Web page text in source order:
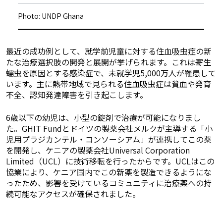
Photo: UNDP Ghana
最近の成功例として、就学前児童に対する住血吸虫症の新
たな治療選択肢の開発と展開が挙げられます。これは寄生
蠕虫を原因とする感染症で、未就学児5,000万人が罹患して
います。主に熱帯地域で見られる住血吸虫症は貧血や発育
不全、認知発達障害を引き起こします。
6歳以下の幼児は、小型の錠剤で治療が可能になりまし
た。GHIT Fundとドイツの製薬会社メルクが主導する「小
児用プラジカンテル・コンソーシアム」が連携してこの薬
を開発し、ケニアの製薬会社Universal Corporation
Limited（UCL）に技術移転を行ったからです。UCLはこの
協業により、ケニア国内でこの新薬を製造できるようにな
ったため、影響を受けているコミュニティに治療薬への持
続可能なアクセスが確保されました。